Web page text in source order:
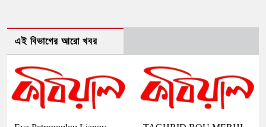
এই বিভাগের আরো খবর